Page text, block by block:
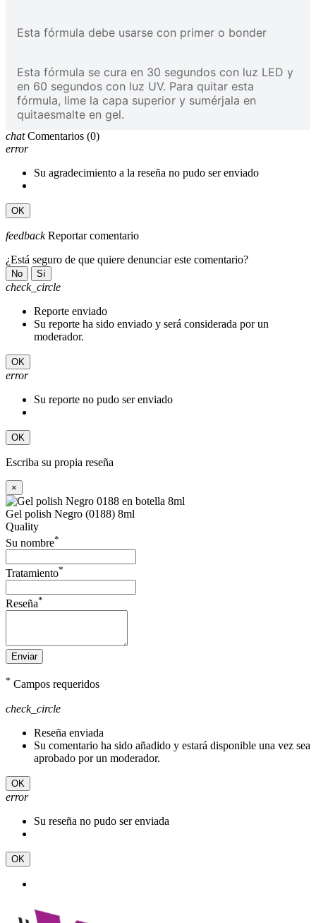
Esta fórmula debe usarse con primer o bonder
Esta fórmula se cura en 30 segundos con luz LED y
en 60 segundos con luz UV. Para quitar esta
fórmula, lime la capa superior y sumérjala en
quitaesmalte en gel.
chat Comentarios (0)
error
Su agradecimiento a la reseña no pudo ser enviado
OK
feedback Reportar comentario
¿Está seguro de que quiere denunciar este comentario?
No Sí
check_circle
Reporte enviado
Su reporte ha sido enviado y será considerada por un
moderador.
OK
error
Su reporte no pudo ser enviado
OK
Escriba su propia reseña
×
Gel polish Negro (0188) 8ml
Quality
Su nombre*
Tratamiento*
Reseña*
Enviar
* Campos requeridos
check_circle
Reseña enviada
Su comentario ha sido añadido y estará disponible una vez sea
aprobado por un moderador.
OK
error
Su reseña no pudo ser enviada
OK